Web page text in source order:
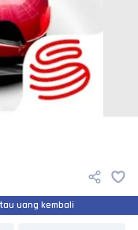
uang kembali